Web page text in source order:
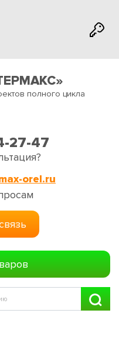
полного цикла
27-47
orel.ru